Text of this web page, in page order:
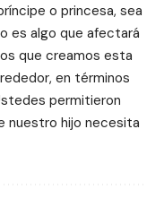
o princesa, sea
es algo que afectará
que creamos esta
en términos
permitieron
nuestro hijo necesita